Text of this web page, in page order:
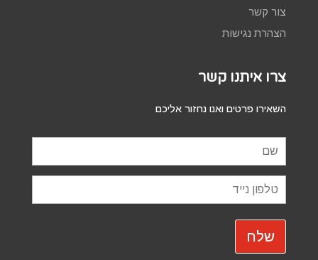
צור קשר
הצהרת נגישות
צרו איתנו קשר
השאירו פרטים ואנו נחזור אליכם